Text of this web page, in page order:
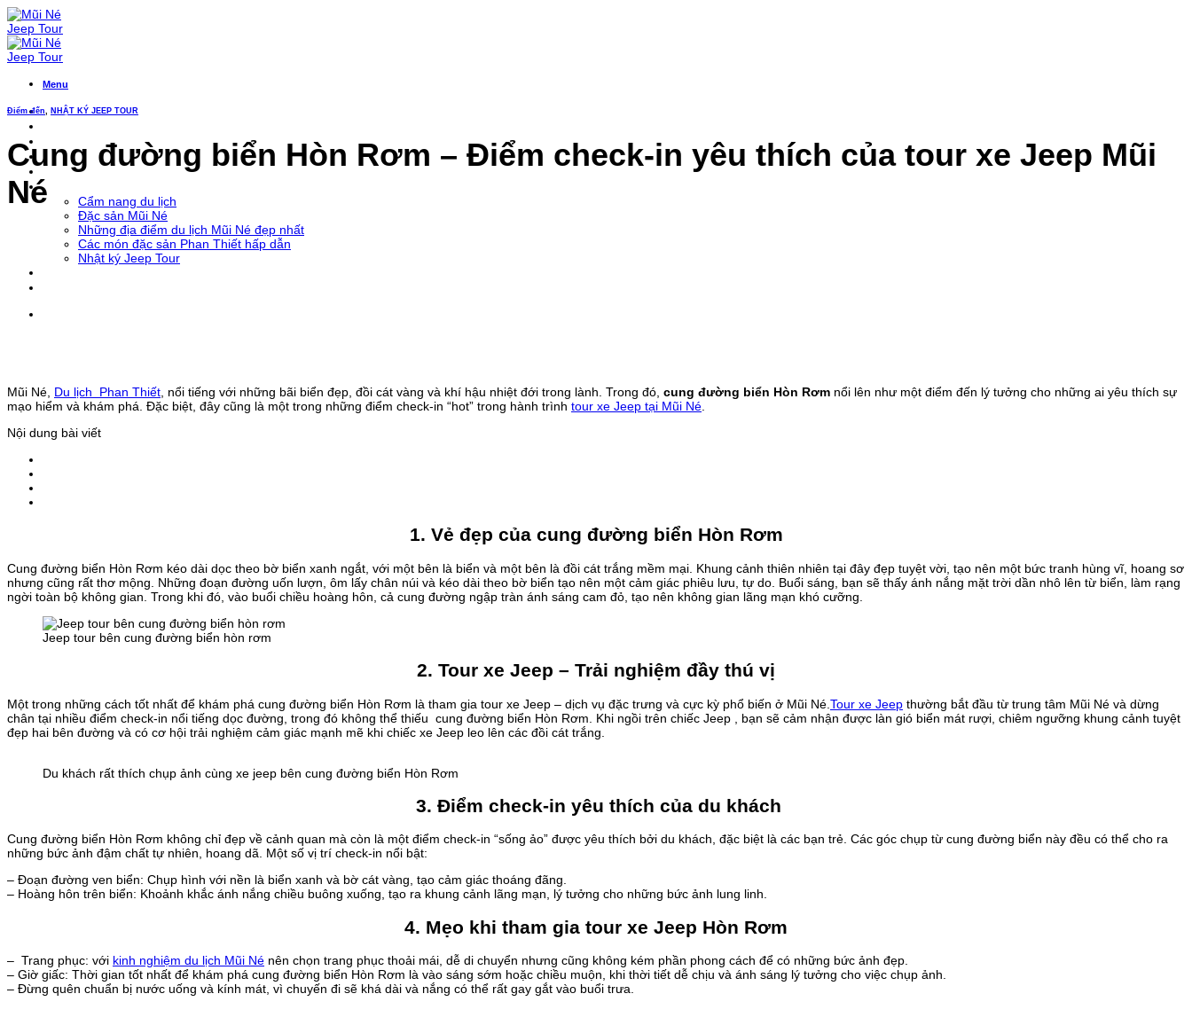
Bỏ
qua
nội
dung
Menu
Trang Chủ
Jeep Team Building
Xe leo đồi ATV
Xe đưa đón Sân Bay
Khám phá Mũi Né
Cẩm nang du lịch
Đặc sản Mũi Né
Những địa điểm du lịch Mũi Né đẹp nhất
Các món đặc sản Phan Thiết hấp dẫn
Nhật ký Jeep Tour
Điểm đến NHẬT KÝ JEEP TOUR
Cung đường biển Hòn Rơm – Điểm check-in yêu thích của tour xe Jeep Mũi
Né
Mũi Né, Du lịch Phan Thiết , nổi tiếng với những bãi biển đẹp, đồi cát vàng và khí hậu nhiệt đới trong lành. Trong đó, cung đường biển Hòn Rơm nổi lên như một điểm đến lý tưởng cho những ai yêu thích sự
mạo hiểm và khám phá. Đặc biệt, đây cũng là một trong những điểm check-in “hot” trong hành trình tour xe Jeep tại Mũi Né
Nội dung bài viết
1. Vẻ đẹp của cung đường biển Hòn Rơm
Cung đường biển Hòn Rơm kéo dài dọc theo bờ biển xanh ngắt, với một bên là biển và một bên là đồi cát trắng mềm mại. Khung cảnh thiên nhiên tại đây đẹp tuyệt vời, tạo nên một bức tranh hùng vĩ, hoang sơ
nhưng cũng rất thơ mộng. Những đoạn đường uốn lượn, ôm lấy chân núi và kéo dài theo bờ biển tạo nên một cảm giác phiêu lưu, tự do. Buổi sáng, bạn sẽ thấy ánh nắng mặt trời dần nhô lên từ biển, làm rạng
ngời toàn bộ không gian. Trong khi đó, vào buổi chiều hoàng hôn, cả cung đường ngập tràn ánh sáng cam đỏ, tạo nên không gian lãng mạn khó cưỡng.
Jeep tour bên cung đường biển hòn rơm
2. Tour xe Jeep – Trải nghiệm đầy thú vị
Một trong những cách tốt nhất để khám phá cung đường biển Hòn Rơm là tham gia tour xe Jeep – dịch vụ đặc trưng và cực kỳ phổ biến ở Mũi Né. Tour xe Jeep thường bắt đầu từ trung tâm Mũi Né và dừng
chân tại nhiều điểm check-in nổi tiếng dọc đường, trong đó không thể thiếu cung đường biển Hòn Rơm. Khi ngồi trên chiếc Jeep , bạn sẽ cảm nhận được làn gió biển mát rượi, chiêm ngưỡng khung cảnh tuyệt
đẹp hai bên đường và có cơ hội trải nghiệm cảm giác mạnh mẽ khi chiếc xe Jeep leo lên các đồi cát trắng.
Du khách rất thích chụp ảnh cùng xe jeep bên cung đường biển Hòn Rơm
3. Điểm check-in yêu thích của du khách
Cung đường biển Hòn Rơm không chỉ đẹp về cảnh quan mà còn là một điểm check-in “sống ảo” được yêu thích bởi du khách, đặc biệt là các bạn trẻ. Các góc chụp từ cung đường biển này đều có thể cho ra
những bức ảnh đậm chất tự nhiên, hoang dã. Một số vị trí check-in nổi bật:
– Đoạn đường ven biển: Chụp hình với nền là biển xanh và bờ cát vàng, tạo cảm giác thoáng đãng.
– Hoàng hôn trên biển: Khoảnh khắc ánh nắng chiều buông xuống, tạo ra khung cảnh lãng mạn, lý tưởng cho những bức ảnh lung linh.
4. Mẹo khi tham gia tour xe Jeep Hòn Rơm
– Trang phục: với kinh nghiệm du lịch Mũi Né nên chọn trang phục thoải mái, dễ di chuyển nhưng cũng không kém phần phong cách để có những bức ảnh đẹp.
– Giờ giấc: Thời gian tốt nhất để khám phá cung đường biển Hòn Rơm là vào sáng sớm hoặc chiều muộn, khi thời tiết dễ chịu và ánh sáng lý tưởng cho việc chụp ảnh.
– Đừng quên chuẩn bị nước uống và kính mát, vì chuyến đi sẽ khá dài và nắng có thể rất gay gắt vào buổi trưa.